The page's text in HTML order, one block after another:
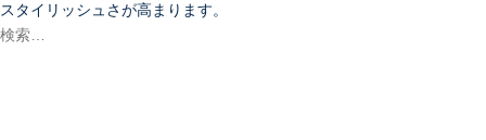
スタイリッシュさが高まります。
検